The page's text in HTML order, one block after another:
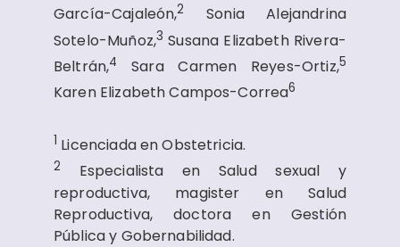
García-Cajaleón,2
Sonia Alejandrina
Sotelo-Muñoz,3 Susana Elizabeth Rivera-
Beltrán,4 Sara Carmen Reyes-Ortiz,5
Karen Elizabeth Campos-Correa6
1 Licenciada en Obstetricia.
2
Especialista en Salud sexual y
reproductiva, magister en Salud
Reproductiva, doctora en Gestión
Pública y Gobernabilidad.